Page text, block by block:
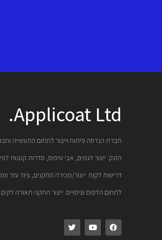
Applicoat Ltd.
חברת הנדסה פיתוח וייצור לתחום התעשייה
הזנק. ייצור דגמים, אבי טיפוס, סדרות קטנות לפי
דרישות לקוח. ייצור/מכירה התקנים, ציוד עזר
לתחום הדפוס וציפויים. ייצור התקני תאורה דקים.